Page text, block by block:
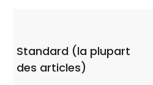
Standard (la plupart
des articles)